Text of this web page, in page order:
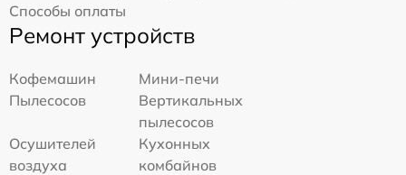
Способы оплаты
Ремонт устройств
Кофемашин
Мини-печи
Пылесосов
Вертикальных
пылесосов
Осушителей
воздуха
Кухонных
комбайнов